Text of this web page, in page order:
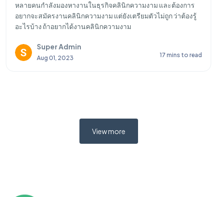
หลายคนกำลังมองหางานในธุรกิจคลินิกความงาม และต้องการ
อยากจะสมัครงานคลินิกความงาม แต่ยังเตรียมตัวไม่ถูก ว่าต้องรู้
อะไรบ้าง ถ้าอยากได้งานคลินิกความงาม
Super Admin
Aug 01, 2023 17 mins to read
View more